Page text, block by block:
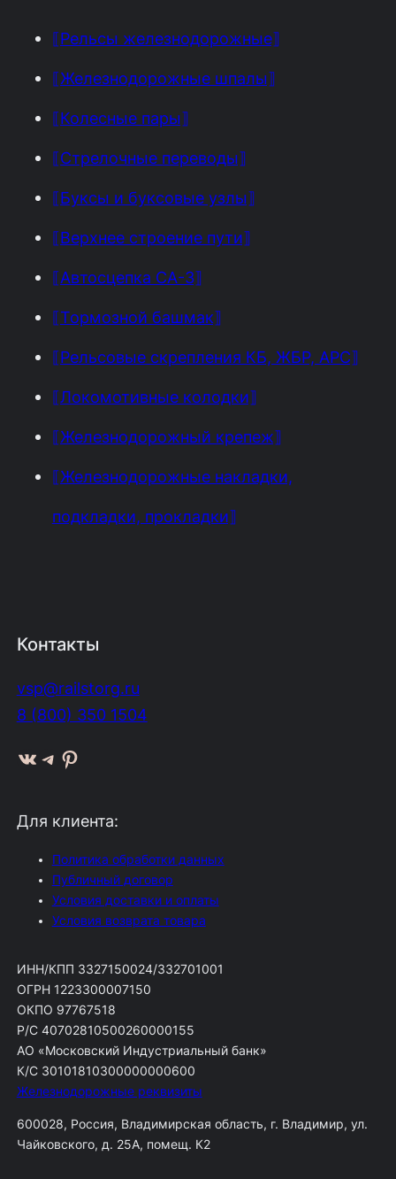
⟦Рельсы железнодорожные⟧
⟦Железнодорожные шпалы⟧
⟦Колесные пары⟧
⟦Стрелочные переводы⟧
⟦Буксы и буксовые узлы⟧
⟦Верхнее строение пути⟧
⟦Автосцепка СА-3⟧
⟦Тормозной башмак⟧
⟦Рельсовые скрепления КБ, ЖБР, АРС⟧
⟦Локомотивные колодки⟧
⟦Железнодорожный крепеж⟧
⟦Железнодорожные накладки,
подкладки, прокладки⟧
Контакты
vsp@railstorg.ru
8 (800) 350 1504
ВКонтакте Telegram Pinterest
Для клиента:
Политика обработки данных
Публичный договор
Условия доставки и оплаты
Условия возврата товара
ИНН/КПП 3327150024/332701001
ОГРН 1223300007150
ОКПО 97767518
Р/С 40702810500260000155
АО «Московский Индустриальный банк»
К/С 30101810300000000600
Железнодорожные реквизиты
600028, Россия, Владимирская область, г. Владимир, ул.
Чайковского, д. 25А, помещ. К2